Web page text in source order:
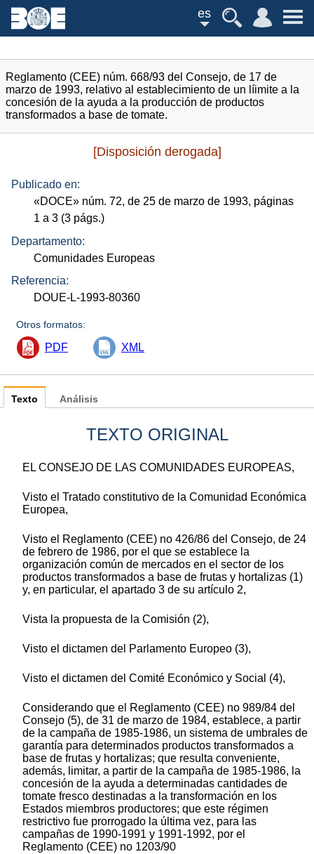
es
Reglamento (CEE) núm. 668/93 del Consejo, de 17 de
marzo de 1993, relativo al establecimiento de un líimite a la
concesión de la ayuda a la producción de productos
transformados a base de tomate.
[Disposición derogada]
Publicado en:
«DOCE» núm. 72, de 25 de marzo de 1993, páginas
1 a 3 (3 págs.)
Departamento:
Comunidades Europeas
Referencia:
DOUE-L-1993-80360
Otros formatos:
PDF XML
Texto
TEXTO ORIGINAL
EL CONSEJO DE LAS COMUNIDADES EUROPEAS,
Visto el Tratado constitutivo de la Comunidad Económica
Europea,
Visto el Reglamento (CEE) no 426/86 del Consejo, de 24
de febrero de 1986, por el que se establece la
organización común de mercados en el sector de los
productos transformados a base de frutas y hortalizas (1)
y, en particular, el apartado 3 de su artículo 2,
Vista la propuesta de la Comisión (2),
Visto el dictamen del Parlamento Europeo (3),
Visto el dictamen del Comité Económico y Social (4),
Considerando que el Reglamento (CEE) no 989/84 del
Consejo (5), de 31 de marzo de 1984, establece, a partir
de la campaña de 1985-1986, un sistema de umbrales de
garantía para determinados productos transformados a
base de frutas y hortalizas; que resulta conveniente,
además, limitar, a partir de la campaña de 1985-1986, la
concesión de la ayuda a determinadas cantidades de
tomate fresco destinadas a la transformación en los
Estados miembros productores; que este régimen
restrictivo fue prorrogado la última vez, para las
campañas de 1990-1991 y 1991-1992, por el
Reglamento (CEE) no 1203/90
Análisis